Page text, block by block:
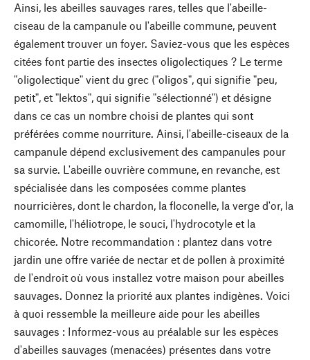
Ainsi, les abeilles sauvages rares, telles que l'abeille-
ciseau de la campanule ou l'abeille commune, peuvent
également trouver un foyer. Saviez-vous que les espèces
citées font partie des insectes oligolectiques ? Le terme
"oligolectique" vient du grec ("oligos", qui signifie "peu,
petit", et "lektos", qui signifie "sélectionné") et désigne
dans ce cas un nombre choisi de plantes qui sont
préférées comme nourriture. Ainsi, l'abeille-ciseaux de la
campanule dépend exclusivement des campanules pour
sa survie. L'abeille ouvrière commune, en revanche, est
spécialisée dans les composées comme plantes
nourricières, dont le chardon, la floconelle, la verge d'or, la
camomille, l'héliotrope, le souci, l'hydrocotyle et la
chicorée. Notre recommandation : plantez dans votre
jardin une offre variée de nectar et de pollen à proximité
de l'endroit où vous installez votre maison pour abeilles
sauvages. Donnez la priorité aux plantes indigènes. Voici
à quoi ressemble la meilleure aide pour les abeilles
sauvages : Informez-vous au préalable sur les espèces
d'abeilles sauvages (menacées) présentes dans votre